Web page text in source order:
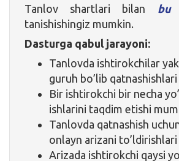
Tanlov shartlari bilan
bu
tanishishingiz mumkin.
Dasturga qabul jarayoni:
Tanlovda ishtirokchilar
guruh bo’lib
Bir ishtirokchi bir necha
ishlarini taqdim etishi
Tanlovda qatnashish
onlayn arizani
Arizada ishtirokchi qaysi